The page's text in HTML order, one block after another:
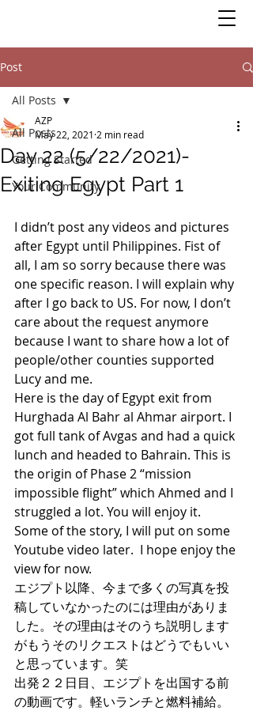
Post
All Posts
Getting Started
Your Community
All Posts
Day 22 (5/22/2021)-
Exiting Egypt Part 1
AZP
May 22, 2021 2 min read
I didn’t post any videos and pictures
after Egypt until Philippines. Fist of
all, I am so sorry because there was
one specific reason. I will explain why
after I go back to US. For now, I don’t
care about the request anymore
because I want to share how a lot of
people/other counties supported
Lucy and me.
Here is the day of Egypt exit from
Hurghada Al Bahr al Ahmar airport. I
got full tank of Avgas and had a quick
lunch and headed to Bahrain. This is
the origin of Phase 2 “mission
impossible flight” which Ahmed and I
struggled a lot. You will enjoy it.
Some of the story, I will put on some
Youtube video later.  I hope enjoy the
view for now.
エジプト以降、今まで多くの写真を投
稿していなかったのには理由がありま
した。その理由はそのうち説明します
がもうそのリクエストはどうでもいい
と思っています。笑
出発２２日目、エジプトを出国する前
の動画です。軽いランチと燃料補給。